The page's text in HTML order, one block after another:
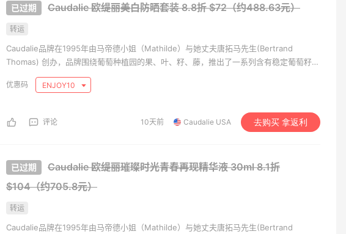
Caudalie 欧缇丽美白防晒套装8.8折 $72（约488.63元）
转运
Caudalie品牌在1995年由马帝德小姐（Mathilde）与她丈夫唐拓马先生(Bertrand
Thomas) 创办，品牌围绕葡萄种植园的果、叶、籽、藤，推出了一系列含有稳定葡萄籽多
酚、专门对抗皮肤衰老的护理产品。其中镇牌之宝当属“匍萄籽多酚”，是抗氧化先锋，深
受众多知名女星的喜爱。
ENJOY10
评论 10天前 Caudalie USA 去购买 拿返利
Caudalie 欧缇丽璀璨时光青春再现精华液 30ml8.1折
$104（约705.8元）
转运
Caudalie品牌在1995年由马帝德小姐（Mathilde）与她丈夫唐拓马先生(Bertrand